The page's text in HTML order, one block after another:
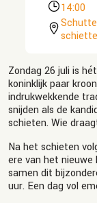
14:00
Zondag 26 juli is
koninklijk paar
indrukwekkende
snijden als de
schieten. Wie
Na het schieten
ere van het nieuwe
samen dit
uur. Een dag vol